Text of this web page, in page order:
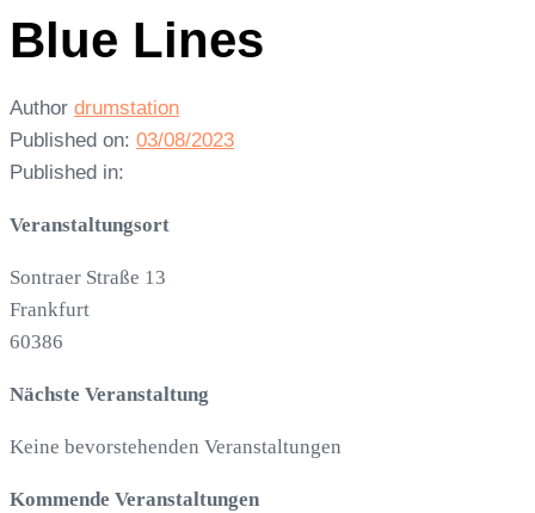
Blue Lines
Author drumstation
Published on: 03/08/2023
Published in:
Veranstaltungsort
Sontraer Straße 13
Frankfurt
60386
Nächste Veranstaltung
Keine bevorstehenden Veranstaltungen
Kommende Veranstaltungen